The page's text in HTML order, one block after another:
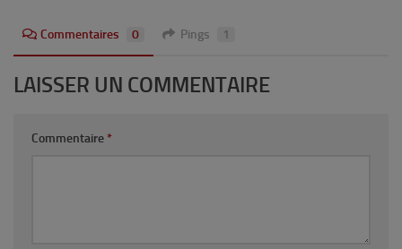
Commentaires 0 Pings 1
LAISSER UN COMMENTAIRE
Commentaire *